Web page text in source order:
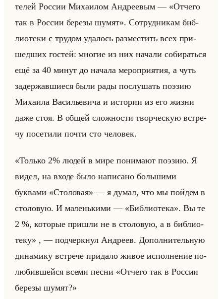
те­лей Рос­сии Ми­ха­илом Ан­дре­евым — «Отчего
так в России березы шумят». Со­труд­ни­кам биб­
лио­те­ки с тру­дом уда­лось раз­ме­стить всех при­
шед­ших го­стей: мно­гие из них на­ча­ли со­би­раться
ещё за 40 минут до на­ча­ла ме­ро­при­ятия, а чуть
за­дер­жав­ши­еся были рады по­слу­шать по­эзию
Ми­ха­ила Ва­си­лье­ви­ча и ис­то­рии из его жизни
даже стоя. В общей слож­но­сти твор­че­скую встре­
чу по­се­ти­ли почти сто че­ло­век.
«Только 2% людей в мире понимают поэзию. Я
видел, на входе было написано большими
буквами «Столовая» — я думал, что мы пойдем в
сто­ло­вую. И ма­леньки­ми — «Библиотека». Вы те
2 %, ко­то­рые при­шли не в сто­ло­вую, а в биб­лио­
те­ку» , — под­черк­нул Ан­дре­ев. До­пол­ни­тельную
ди­на­ми­ку встре­че при­да­ло живое ис­пол­не­ние по­
лю­бив­шейся всеми песни «Отчего так в России
березы шумят?»